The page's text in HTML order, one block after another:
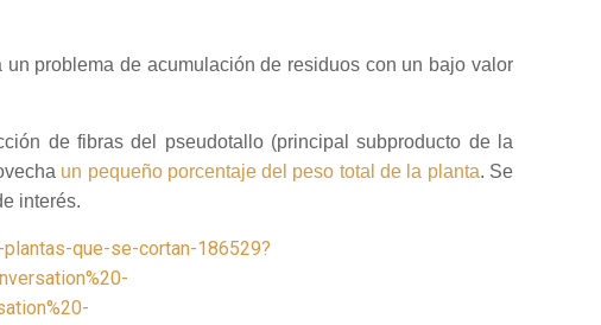
problema de acumulación de residuos con un bajo valor
de fibras del pseudotallo (principal subproducto de la
un pequeño porcentaje del peso total de la planta. Se
interés.
que-se-cortan-186529?